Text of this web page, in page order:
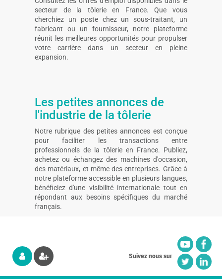
secteur de la tôlerie en France. Que vous
cherchiez un poste chez un sous-traitant, un
fabricant ou un fournisseur, notre plateforme
réunit les meilleures opportunités pour propulser
votre carrière dans un secteur en pleine
expansion.
Les petites annonces de
l'industrie de la tôlerie
Notre rubrique des petites annonces est conçue
pour faciliter les transactions entre
professionnels de la tôlerie en France. Publiez,
achetez ou échangez des machines d'occasion,
des matériaux, et même des entreprises. Grâce à
notre plateforme accessible en plusieurs langues,
bénéficiez d'une visibilité internationale tout en
répondant aux besoins spécifiques du marché
français.
Suivez nous sur